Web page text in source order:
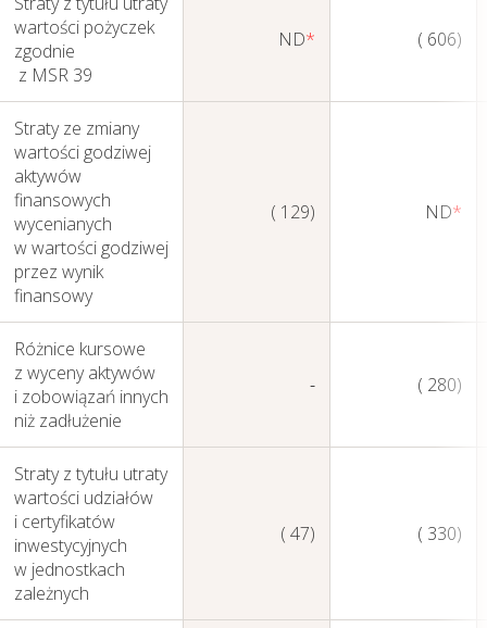
wartości pożyczek
zgodnie
z MSR 39
ND* ( 606)
Straty ze zmiany
wartości godziwej
aktywów
finansowych
wycenianych
w wartości godziwej
przez wynik
finansowy
( 129) ND*
Różnice kursowe
z wyceny aktywów
i zobowiązań innych
niż zadłużenie
- ( 280)
Straty z tytułu utraty
wartości udziałów
i certyfikatów
inwestycyjnych
w jednostkach
zależnych
( 47) ( 330)